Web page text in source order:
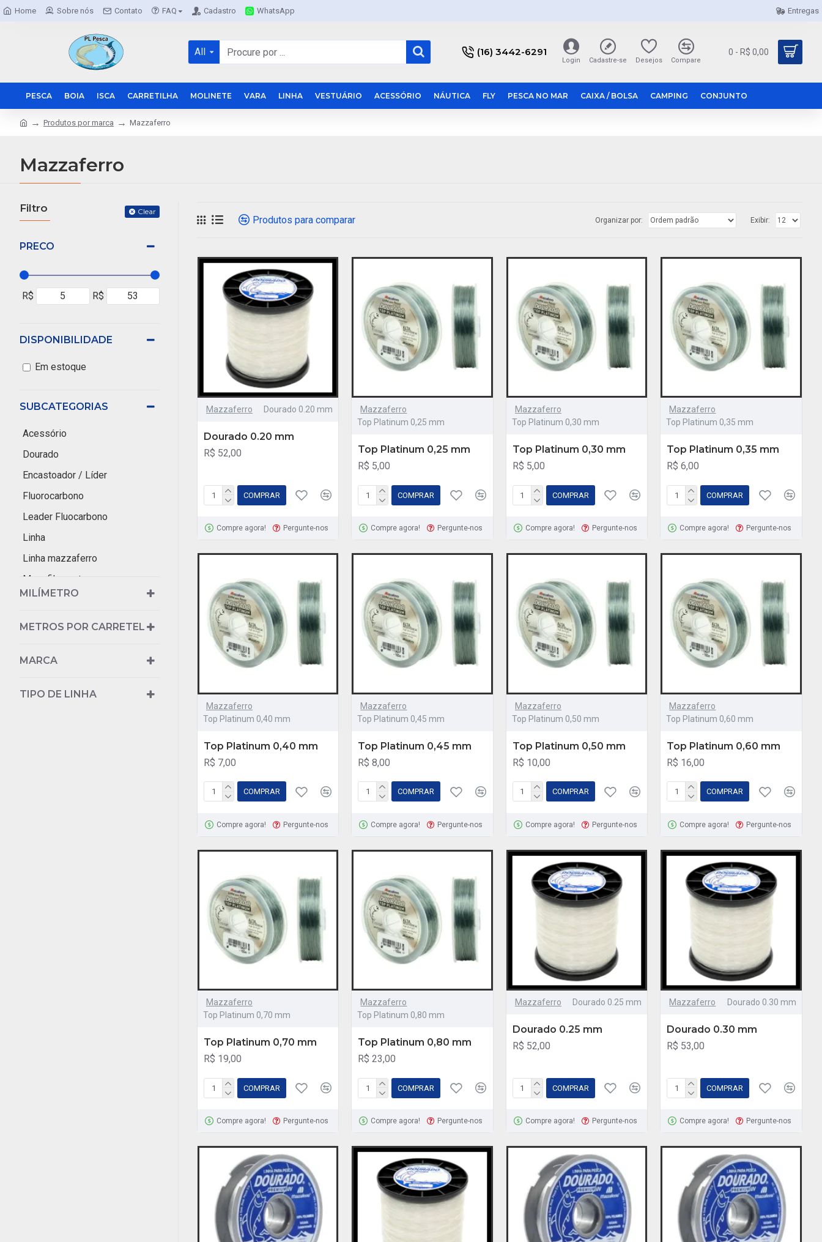
Home Sobre nós Contato FAQ Cadastro WhatsApp Entregas
(16) 3442-6291
All
Login Cadastre-se Desejos Compare
0 - R$ 0,00
PESCA BOIA ISCA CARRETILHA MOLINETE VARA LINHA VESTUÁRIO ACESSÓRIO NÁUTICA FLY PESCA NO MAR CAIXA / BOLSA CAMPING CONJUNTO
Produtos por marca Mazzaferro
Mazzaferro
Filtro Clear
PRECO
R$ R$
SUBCATEGORIAS
Acessório
Dourado
Encastoador / Líder
Fluorocarbono
Leader Fluocarbono
Linha
Linha mazzaferro
Monofilamento
Top Platinum
MILÍMETRO
METROS POR CARRETEL
MARCA
TIPO DE LINHA
DISPONIBILIDADE
Em estoque
Produtos para comparar Organizar por: Exibir:
Mazzaferro Dourado 0.20 mm
Dourado 0.20 mm
R$ 52,00
COMPRAR
Compre agora! Pergunte-nos
Mazzaferro
Top Platinum 0,25 mm
Top Platinum 0,25 mm
R$ 5,00
COMPRAR
Compre agora! Pergunte-nos
Mazzaferro
Top Platinum 0,30 mm
Top Platinum 0,30 mm
R$ 5,00
COMPRAR
Compre agora! Pergunte-nos
Mazzaferro
Top Platinum 0,35 mm
Top Platinum 0,35 mm
R$ 6,00
COMPRAR
Compre agora! Pergunte-nos
Mazzaferro
Top Platinum 0,40 mm
Top Platinum 0,40 mm
R$ 7,00
COMPRAR
Compre agora! Pergunte-nos
Mazzaferro
Top Platinum 0,45 mm
Top Platinum 0,45 mm
R$ 8,00
COMPRAR
Compre agora! Pergunte-nos
Mazzaferro
Top Platinum 0,50 mm
Top Platinum 0,50 mm
R$ 10,00
COMPRAR
Compre agora! Pergunte-nos
Mazzaferro
Top Platinum 0,60 mm
Top Platinum 0,60 mm
R$ 16,00
COMPRAR
Compre agora! Pergunte-nos
Mazzaferro
Top Platinum 0,70 mm
Top Platinum 0,70 mm
R$ 19,00
COMPRAR
Compre agora! Pergunte-nos
Mazzaferro
Top Platinum 0,80 mm
Top Platinum 0,80 mm
R$ 23,00
COMPRAR
Compre agora! Pergunte-nos
Mazzaferro Dourado 0.25 mm
Dourado 0.25 mm
R$ 52,00
COMPRAR
Compre agora! Pergunte-nos
Mazzaferro Dourado 0.30 mm
Dourado 0.30 mm
R$ 53,00
COMPRAR
Compre agora! Pergunte-nos